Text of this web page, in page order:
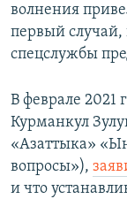
волнения
первый случай,
спецслужбы
В феврале 2021
Курманкул
«Азаттыка»
вопросы»),
и что